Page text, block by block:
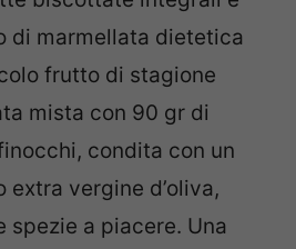
di marmellata dietetica
frutto di stagione
mista con 90 gr di
condita con un
vergine d’oliva,
spezie a piacere. Una